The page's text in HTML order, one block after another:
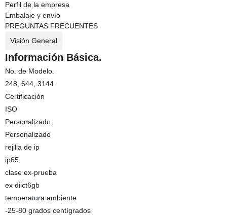
Perfil de la empresa
Embalaje y envío
PREGUNTAS FRECUENTES
Visión General
Información Básica.
No. de Modelo.
248, 644, 3144
Certificación
ISO
Personalizado
Personalizado
rejilla de ip
ip65
clase ex-prueba
ex diict6gb
temperatura ambiente
-25-80 grados centígrados